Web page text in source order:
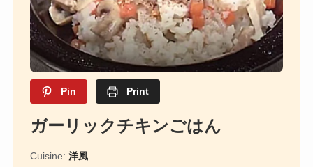
Pin Print
ガーリックチキンごはん
Cuisine: 洋風